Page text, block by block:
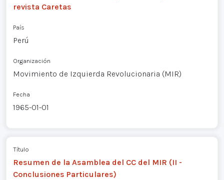
revista Caretas
País
Perú
Organización
Movimiento de Izquierda Revolucionaria (MIR)
Fecha
1965-01-01
Título
Resumen de la Asamblea del CC del MIR (II -
Conclusiones Particulares)